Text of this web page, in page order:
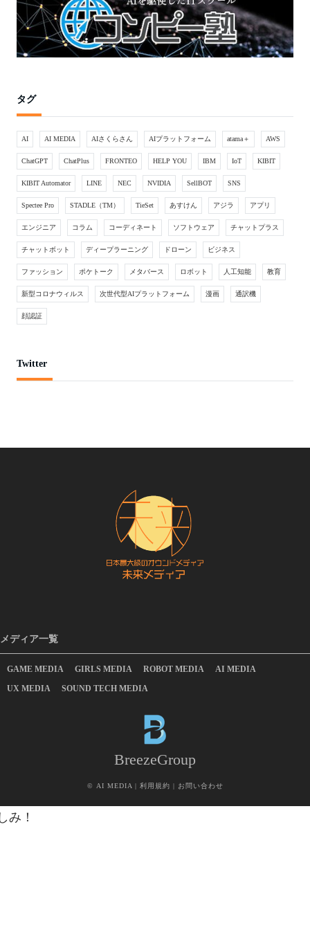
タグ
AI AI MEDIA AIさくらさん AIプラットフォーム atama＋ AWS
ChatGPT ChatPlus FRONTEO HELP YOU IBM IoT KIBIT
KIBIT Automator LINE NEC NVIDIA SellBOT SNS
Spectee Pro STADLE（TM） TieSet あすけん アジラ アプリ
エンジニア コラム コーディネート ソフトウェア チャットプラス
チャットボット ディープラーニング ドローン ビジネス
ファッション ポケトーク メタバース ロボット 人工知能 教育
新型コロナウィルス 次世代型AIプラットフォーム 漫画 通訳機
顔認証
Twitter
メディア一覧
GAME MEDIA GIRLS MEDIA ROBOT MEDIA
AI MEDIA
UX MEDIA
SOUND TECH MEDIA
BreezeGroup
© AI MEDIA | 利用規約 | お問い合わせ
み！